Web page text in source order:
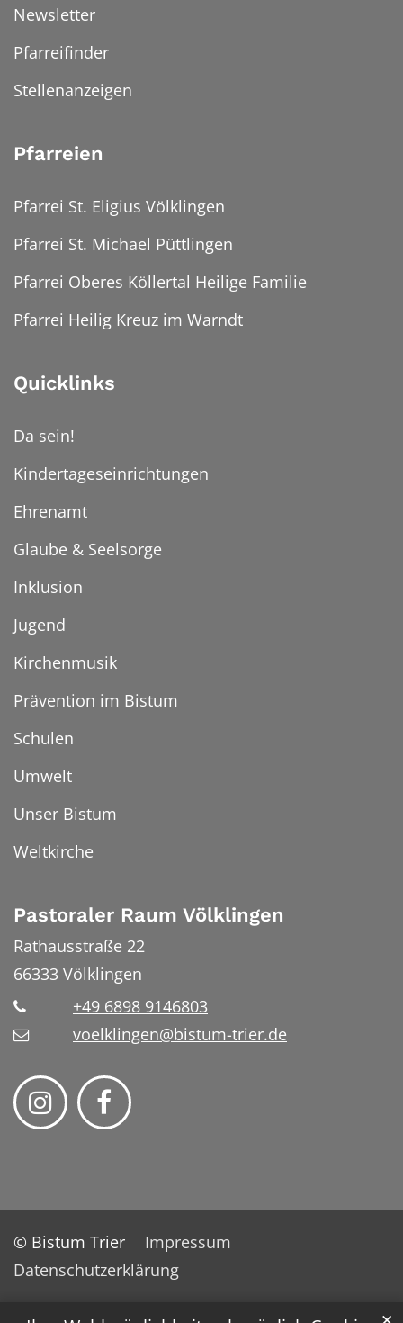
Newsletter
Pfarreifinder
Stellenanzeigen
Pfarreien
Pfarrei St. Eligius Völklingen
Pfarrei St. Michael Püttlingen
Pfarrei Oberes Köllertal Heilige Familie
Pfarrei Heilig Kreuz im Warndt
Quicklinks
Da sein!
Kindertageseinrichtungen
Ehrenamt
Glaube & Seelsorge
Inklusion
Jugend
Kirchenmusik
Prävention im Bistum
Schulen
Umwelt
Unser Bistum
Weltkirche
Pastoraler Raum Völklingen
Rathausstraße 22
66333 Völklingen
+49 6898 9146803
voelklingen@bistum-trier.de
© Bistum Trier
Impressum
Datenschutzerklärung